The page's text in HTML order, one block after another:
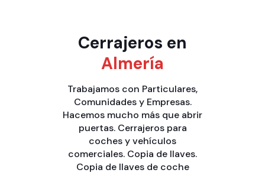
Cerrajeros en
Almería
Trabajamos con Particulares,
Comunidadesy Empresas.
Hacemos mucho más que abrir
puertas. Cerrajeros para
coches y vehículos
comerciales. Copia de llaves.
Copia de llaves de coche